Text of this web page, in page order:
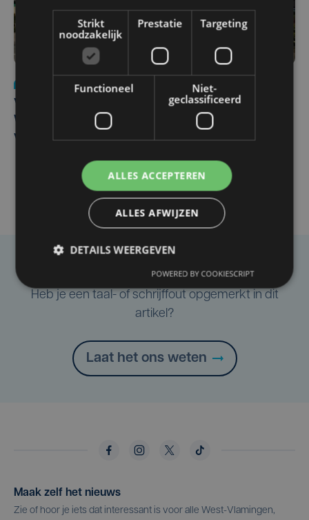
wo 5 augustus | 11:57
Vier Oostendse gynaecologen versterken dienst in AZ
West, dat ook een nieuwe voltijdse gynaecoloog
verwelkomt
Taalfout opgemerkt?
Heb je een taal- of schrijffout opgemerkt in dit
artikel?
Laat het ons weten
Maak zelf het nieuws
Zie of hoor je iets dat interessant is voor alle West-Vlamingen,
Strikt
noodzakelijk
Prestatie Targeting
Functioneel
Niet-
geclassificeerd
ALLES ACCEPTEREN
ALLES AFWIJZEN
DETAILS WEERGEVEN
POWERED BY COOKIESCRIPT